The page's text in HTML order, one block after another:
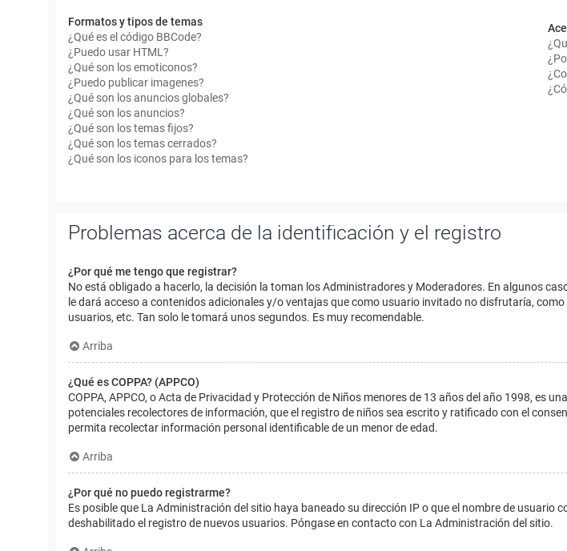
Formatos y tipos de temas
¿Qué es el código BBCode?
¿Puedo usar HTML?
¿Qué son los emoticonos?
¿Puedo publicar imagenes?
¿Qué son los anuncios globales?
¿Qué son los anuncios?
¿Qué son los temas fijos?
¿Qué son los temas cerrados?
¿Qué son los iconos para los temas?
Problemas acerca de la identificación y el registro
¿Por qué me tengo que registrar?
No está obligado a hacerlo, la decisión la toman los Administradores y Moderadores. En algunos
le dará acceso a contenidos adicionales y/o ventajas que como usuario invitado no disfrutaría,
usuarios, etc. Tan solo le tomará unos segundos. Es muy recomendable.
Arriba
¿Qué es COPPA? (APPCO)
COPPA, APPCO, o Acta de Privacidad y Protección de Niños menores de 13 años del año 1998, es
potenciales recolectores de información, que el registro de niños sea escrito y ratificado con el
permita recolectar información personal identificable de un menor de edad.
Arriba
¿Por qué no puedo registrarme?
Es posible que La Administración del sitio haya baneado su dirección IP o que el nombre de
deshabilitado el registro de nuevos usuarios. Póngase en contacto con La Administración del sitio.